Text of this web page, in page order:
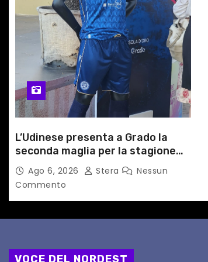
r
i
c
o
l
i
L’Udinese presenta a Grado la
seconda maglia per la stagione
2026/27
Ago 6, 2026 Stera
Nessun
Commento
VOCE DEL NORDEST